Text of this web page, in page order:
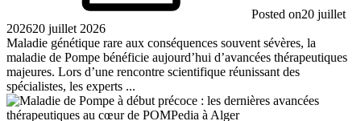
Posted on20 juillet
202620 juillet 2026
Maladie génétique rare aux conséquences souvent sévères, la
maladie de Pompe bénéficie aujourd’hui d’avancées thérapeutiques
majeures. Lors d’une rencontre scientifique réunissant des
spécialistes, les experts ...